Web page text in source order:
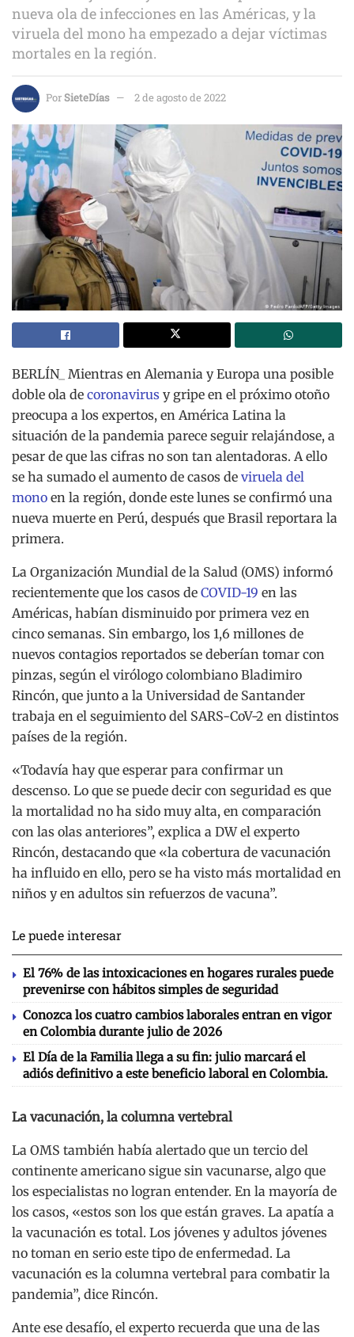
nueva ola de infecciones en las Américas, y la
viruela del mono ha empezado a dejar víctimas
mortales en la región.
PorSieteDías 2 de agosto de 2022
BERLÍN_ Mientras en Alemania y Europa una posible
doble ola de coronavirus y gripe en el próximo otoño
preocupa a los expertos, en América Latina la
situación de la pandemia parece seguir relajándose, a
pesar de que las cifras no son tan alentadoras. A ello
se ha sumado el aumento de casos de viruela del
mono en la región, donde este lunes se confirmó una
nueva muerte en Perú, después que Brasil reportara la
primera.
La Organización Mundial de la Salud (OMS) informó
recientemente que los casos de COVID-19 en las
Américas, habían disminuido por primera vez en
cinco semanas. Sin embargo, los 1,6 millones de
nuevos contagios reportados se deberían tomar con
pinzas, según el virólogo colombiano Bladimiro
Rincón, que junto a la Universidad de Santander
trabaja en el seguimiento del SARS-CoV-2 en distintos
países de la región.
«Todavía hay que esperar para confirmar un
descenso. Lo que se puede decir con seguridad es que
la mortalidad no ha sido muy alta, en comparación
con las olas anteriores”, explica a DW el experto
Rincón, destacando que «la cobertura de vacunación
ha influido en ello, pero se ha visto más mortalidad en
niños y en adultos sin refuerzos de vacuna”.
Le puede interesar
El 76% de las intoxicaciones en hogares rurales puede
prevenirse con hábitos simples de seguridad
Conozca los cuatro cambios laborales entran en vigor
en Colombia durante julio de 2026
El Día de la Familia llega a su fin: julio marcará el
adiós definitivo a este beneficio laboral en Colombia.
La vacunación, la columna vertebral
La OMS también había alertado que un tercio del
continente americano sigue sin vacunarse, algo que
los especialistas no logran entender. En la mayoría de
los casos, «estos son los que están graves. La apatía a
la vacunación es total. Los jóvenes y adultos jóvenes
no toman en serio este tipo de enfermedad. La
vacunación es la columna vertebral para combatir la
pandemia”, dice Rincón.
Ante ese desafío, el experto recuerda que una de las